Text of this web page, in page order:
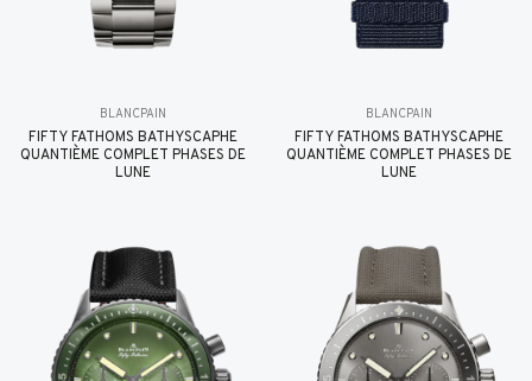
BLANCPAIN
FIFTY FATHOMS BATHYSCAPHE
QUANTIÈME COMPLET PHASES DE
LUNE
BLANCPAIN
FIFTY FATHOMS BATHYSCAPHE
QUANTIÈME COMPLET PHASES DE
LUNE